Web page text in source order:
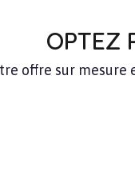
OPTEZ
offre sur